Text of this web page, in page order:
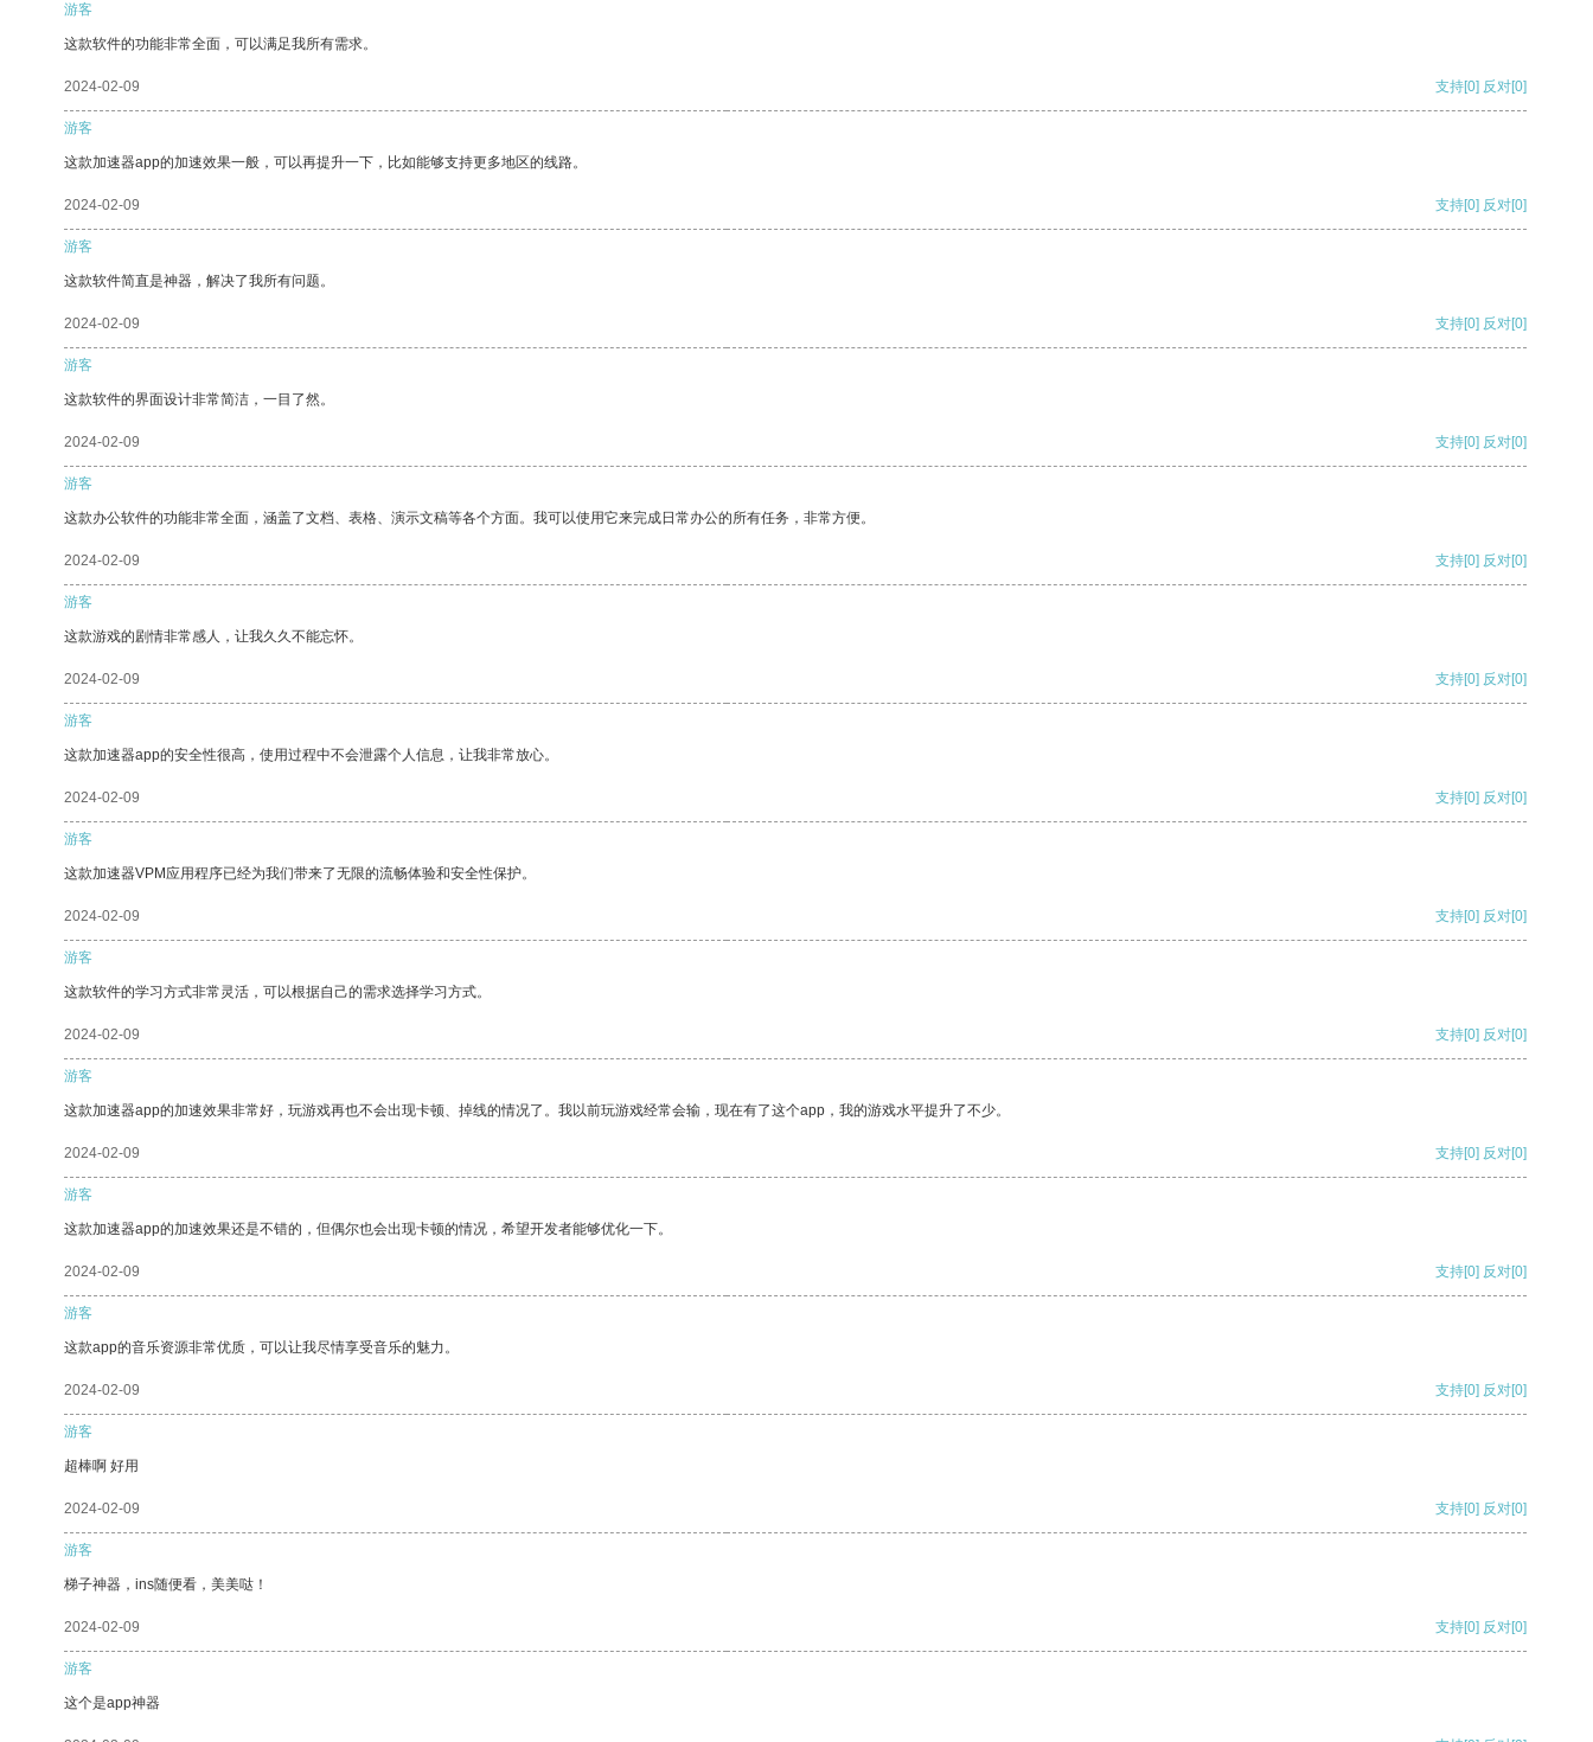
游客
这款软件的功能非常全面，可以满足我所有需求。
2024-02-09 支持[0] 反对[0]
游客
这款加速器app的加速效果一般，可以再提升一下，比如能够支持更多地区的线路。
2024-02-09 支持[0] 反对[0]
游客
这款软件简直是神器，解决了我所有问题。
2024-02-09 支持[0] 反对[0]
游客
这款软件的界面设计非常简洁，一目了然。
2024-02-09 支持[0] 反对[0]
游客
这款办公软件的功能非常全面，涵盖了文档、表格、演示文稿等各个方面。我可以使用它来完成日常办公的所有任务，非常方便。
2024-02-09 支持[0] 反对[0]
游客
这款游戏的剧情非常感人，让我久久不能忘怀。
2024-02-09 支持[0] 反对[0]
游客
这款加速器app的安全性很高，使用过程中不会泄露个人信息，让我非常放心。
2024-02-09 支持[0] 反对[0]
游客
这款加速器VPM应用程序已经为我们带来了无限的流畅体验和安全性保护。
2024-02-09 支持[0] 反对[0]
游客
这款软件的学习方式非常灵活，可以根据自己的需求选择学习方式。
2024-02-09 支持[0] 反对[0]
游客
这款加速器app的加速效果非常好，玩游戏再也不会出现卡顿、掉线的情况了。我以前玩游戏经常会输，现在有了这个app，我的游戏水平提升了不少。
2024-02-09 支持[0] 反对[0]
游客
这款加速器app的加速效果还是不错的，但偶尔也会出现卡顿的情况，希望开发者能够优化一下。
2024-02-09 支持[0] 反对[0]
游客
这款app的音乐资源非常优质，可以让我尽情享受音乐的魅力。
2024-02-09 支持[0] 反对[0]
游客
超棒啊 好用
2024-02-09 支持[0] 反对[0]
游客
梯子神器，ins随便看，美美哒！
2024-02-09 支持[0] 反对[0]
游客
这个是app神器